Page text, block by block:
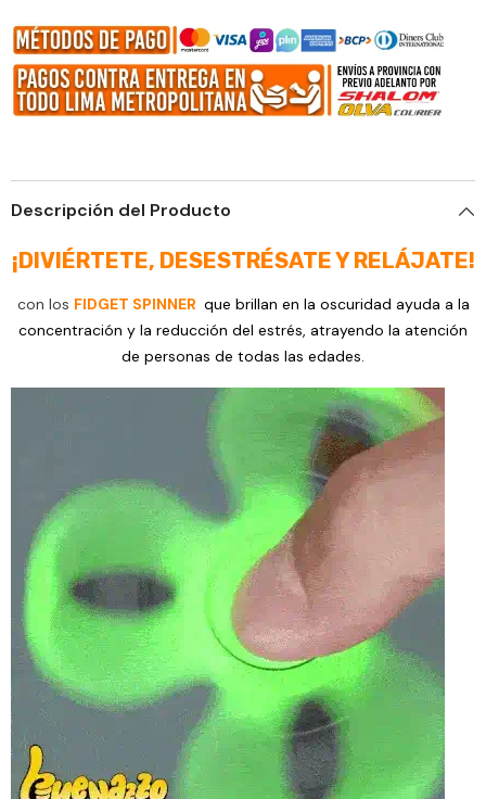
Descripción del Producto
¡DIVIÉRTETE, DESESTRÉSATE Y RELÁJATE!
con los FIDGET SPINNER que brillan en la oscuridad ayuda a la
concentración y la reducción del estrés, atrayendo la atención
de personas de todas las edades.